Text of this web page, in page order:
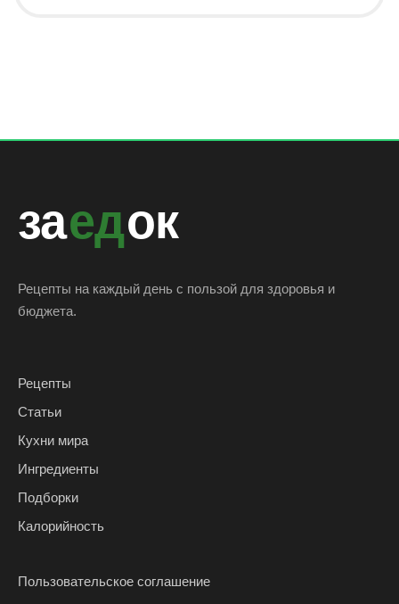
заедок
Рецепты на каждый день с пользой для здоровья и
бюджета.
Рецепты
Статьи
Кухни мира
Ингредиенты
Подборки
Калорийность
Пользовательское соглашение